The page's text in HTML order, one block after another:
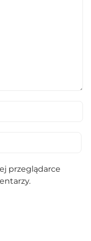
przeglądarce